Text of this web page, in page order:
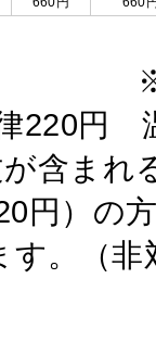
円
が含ま
円）の
す。（非